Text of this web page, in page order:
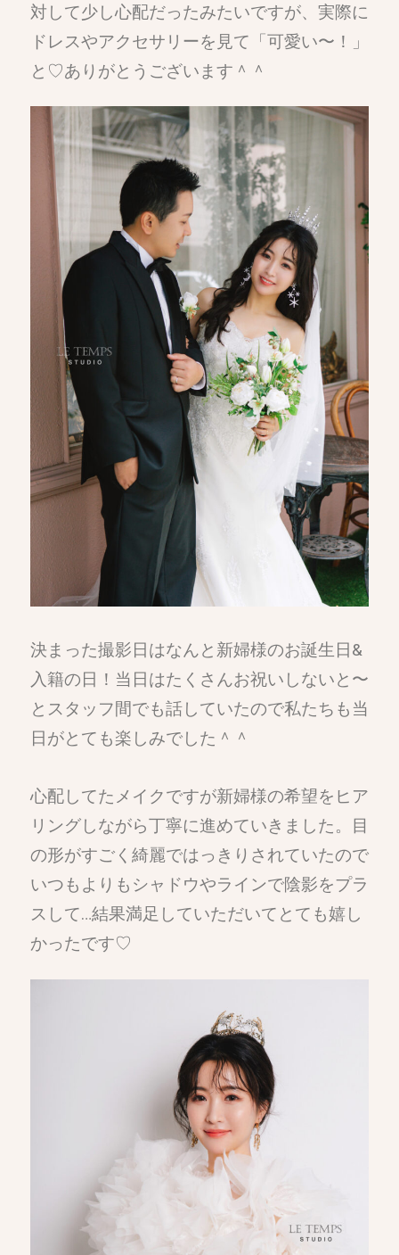
対して少し心配だったみたいですが、実際に
ドレスやアクセサリーを見て「可愛い〜！」
と♡ありがとうございます＾＾
決まった撮影日はなんと新婦様のお誕生日&
入籍の日！当日はたくさんお祝いしないと〜
とスタッフ間でも話していたので私たちも当
日がとても楽しみでした＾＾
心配してたメイクですが新婦様の希望をヒア
リングしながら丁寧に進めていきました。目
の形がすごく綺麗ではっきりされていたので
いつもよりもシャドウやラインで陰影をプラ
スして…結果満足していただいてとても嬉し
かったです♡